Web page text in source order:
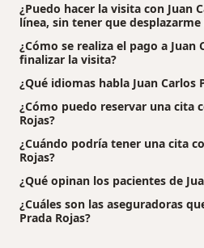
¿Puedo hacer la visita con Juan
línea, sin tener que
¿Cómo se realiza el pago a Juan
finalizar la visita?
¿Qué idiomas habla Juan Carlos
¿Cómo puedo reservar una cita
Rojas?
¿Cuándo podría tener una cita
Rojas?
¿Qué opinan los pacientes de
¿Cuáles son las aseguradoras
Prada Rojas?